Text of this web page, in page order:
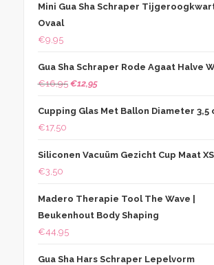
was: is:
Mini Gua Sha Schraper
Ovaal
€9,95
Gua Sha Schraper Rode Agaat Halve
€16,95 Oorspronkelijke
was:
€12,95Huidige
is:
Cupping Glas Met Ballon Diameter 3,5
€17,50
Siliconen Vacuüm Gezicht Cup Maat XS
€3,50
Madero Therapie Tool The Wave |
Beukenhout Body Shaping
€44,95
Gua Sha Hars Schraper Lepelvorm